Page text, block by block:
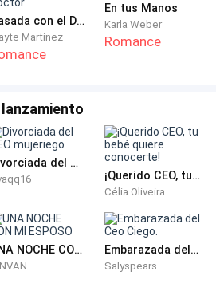
y frunció el ceño, sus
agresivas y una alarma
la otra, la innombrable, la
la amante es la
de un hombre, estoy aquí y he
seré tu sombra, el fantasma
severa
es una amenaza? —exclamó
Casada con el Doctor
Martinez
En tus Manos
Karla Weber
Romance
Divorciada del CEO mujeriego
¡Querido CEO, tu bebé quiere conocerte!
Célia Oliveira
UNA NOCHE CON MI ESPOSO Embarazada del Ceo Ciego.
Salyspears